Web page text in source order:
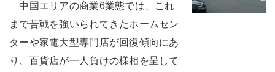
中国エリアの商業6業態では、これ
まで苦戦を強いられてきたホームセン
ターや家電大型専門店が回復傾向にあ
り、百貨店が一人負けの様相を呈して